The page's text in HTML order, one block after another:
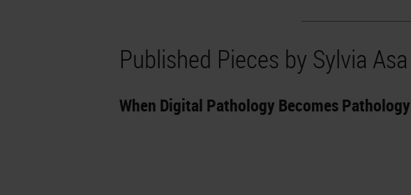
Published Pieces by Sylvia Asa
When Digital Pathology Becomes Pathology